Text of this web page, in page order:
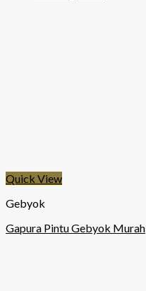
Quick View
Gebyok
Gapura Pintu Gebyok Murah